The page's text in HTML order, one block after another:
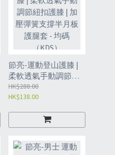
節亮-運動登山護膝 |
柔軟透氣手動調節紐
扣護膝 | 加壓彈簧支撐
半月板護腿套 - 均碼
HK$288.00
HK$138.00